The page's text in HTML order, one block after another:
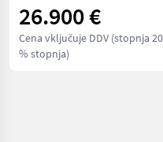
26.900 €
Cena vključuje DDV (stopnja
% stopnja)